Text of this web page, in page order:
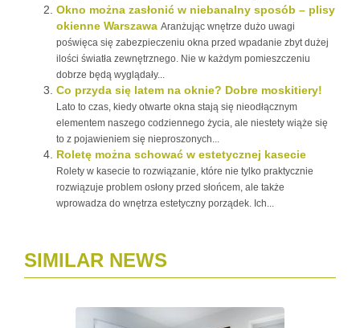
Okno można zasłonić w niebanalny sposób – plisy
okienne Warszawa Aranżując wnętrze dużo uwagi
poświęca się zabezpieczeniu okna przed wpadanie zbyt dużej
ilości światła zewnętrznego. Nie w każdym pomieszczeniu
dobrze będą wyglądały...
Co przyda się latem na oknie? Dobre moskitiery!
Lato to czas, kiedy otwarte okna stają się nieodłącznym
elementem naszego codziennego życia, ale niestety wiąże się
to z pojawieniem się nieproszonych...
Roletę można schować w estetycznej kasecie
Rolety w kasecie to rozwiązanie, które nie tylko praktycznie
rozwiązuje problem osłony przed słońcem, ale także
wprowadza do wnętrza estetyczny porządek. Ich...
SIMILAR NEWS